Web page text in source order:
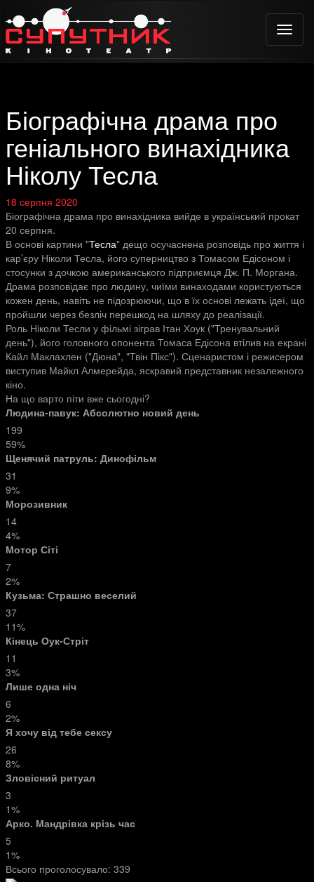
Toggle
Біографічна драма про
геніального винахідника
Ніколу Тесла
18 серпня 2020
Біографічна драма про винахідника вийде в український прокат
20 серпня.
В основі картини "Тесла" дещо осучаснена розповідь про життя і
кар’єру Ніколи Тесла, його суперництво з Томасом Едісоном і
стосунки з дочкою американського підприємця Дж. П. Моргана.
Драма розповідає про людину, чиїми винаходами користуються
кожен день, навіть не підозрюючи, що в їх основі лежать ідеї, що
пройшли через безліч перешкод на шляху до реалізації.
Роль Ніколи Тесли у фільмі зіграв Ітан Хоук ("Тренувальний
день"), його головного опонента Томаса Едісона втілив на екрані
Кайл Маклахлен ("Дюна", "Твін Пікс"). Сценаристом і режисером
виступив Майкл Алмерейда, яскравий представник незалежного
кіно.
На що варто піти вже сьогодні?
Людина-павук: Абсолютно новий день
199
59%
Щенячий патруль: Динофільм
31
9%
Морозивник
14
4%
Мотор Сіті
7
2%
Кузьма: Страшно веселий
37
11%
Кінець Оук-Стріт
11
3%
Лише одна ніч
6
2%
Я хочу від тебе сексу
26
8%
Зловісний ритуал
3
1%
Арко. Мандрівка крізь час
5
1%
Всього проголосувало: 339